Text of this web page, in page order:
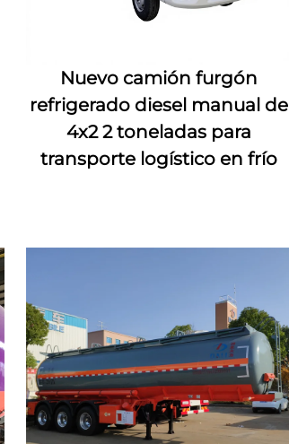
Nuevo camión furgón
refrigerado diesel manual de
4x2 2 toneladas para
transporte logístico en frío